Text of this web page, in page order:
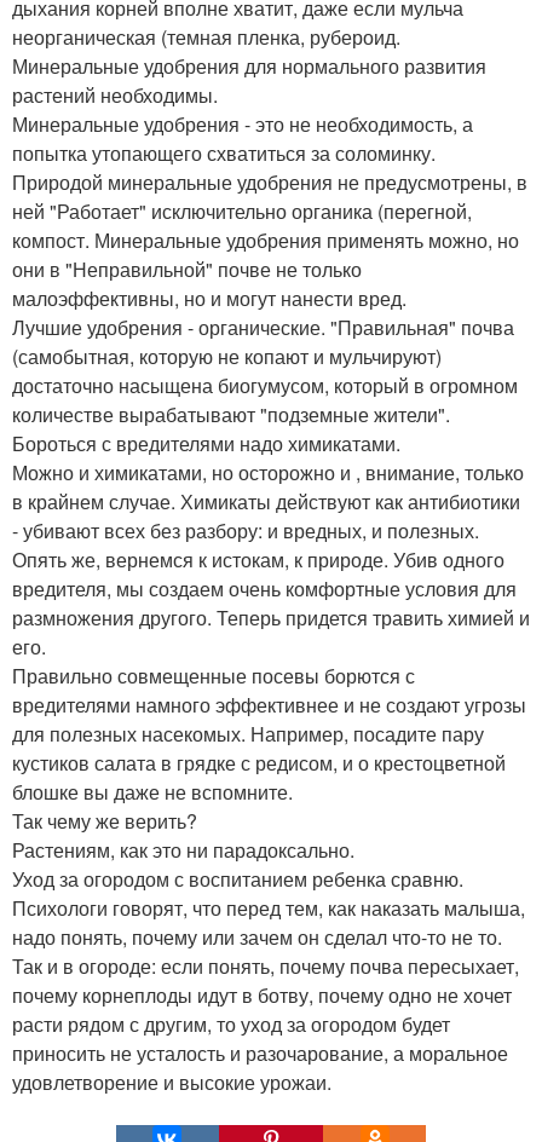
дыхания корней вполне хватит, даже если мульча
неорганическая (темная пленка, рубероид.
Минеральные удобрения для нормального развития
растений необходимы.
Минеральные удобрения - это не необходимость, а
попытка утопающего схватиться за соломинку.
Природой минеральные удобрения не предусмотрены, в
ней "Работает" исключительно органика (перегной,
компост. Минеральные удобрения применять можно, но
они в "Неправильной" почве не только
малоэффективны, но и могут нанести вред.
Лучшие удобрения - органические. "Правильная" почва
(самобытная, которую не копают и мульчируют)
достаточно насыщена биогумусом, который в огромном
количестве вырабатывают "подземные жители".
Бороться с вредителями надо химикатами.
Можно и химикатами, но осторожно и , внимание, только
в крайнем случае. Химикаты действуют как антибиотики
- убивают всех без разбору: и вредных, и полезных.
Опять же, вернемся к истокам, к природе. Убив одного
вредителя, мы создаем очень комфортные условия для
размножения другого. Теперь придется травить химией и
его.
Правильно совмещенные посевы борются с
вредителями намного эффективнее и не создают угрозы
для полезных насекомых. Например, посадите пару
кустиков салата в грядке с редисом, и о крестоцветной
блошке вы даже не вспомните.
Так чему же верить?
Растениям, как это ни парадоксально.
Уход за огородом с воспитанием ребенка сравню.
Психологи говорят, что перед тем, как наказать малыша,
надо понять, почему или зачем он сделал что-то не то.
Так и в огороде: если понять, почему почва пересыхает,
почему корнеплоды идут в ботву, почему одно не хочет
расти рядом с другим, то уход за огородом будет
приносить не усталость и разочарование, а моральное
удовлетворение и высокие урожаи.